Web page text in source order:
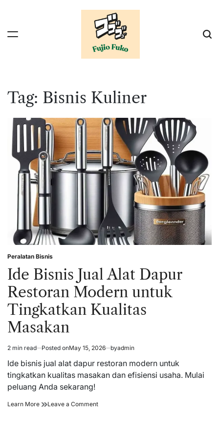
content
Tag: Bisnis Kuliner
Posted
in
Peralatan Bisnis
Ide Bisnis Jual Alat Dapur
Restoran Modern untuk
Tingkatkan Kualitas
Masakan
Estimated
read
time
2 min read Posted onMay 15, 2026 byadmin
Ide bisnis jual alat dapur restoran modern untuk
tingkatkan kualitas masakan dan efisiensi usaha. Mulai
peluang Anda sekarang!
Learn More IdeLeave a Commenton